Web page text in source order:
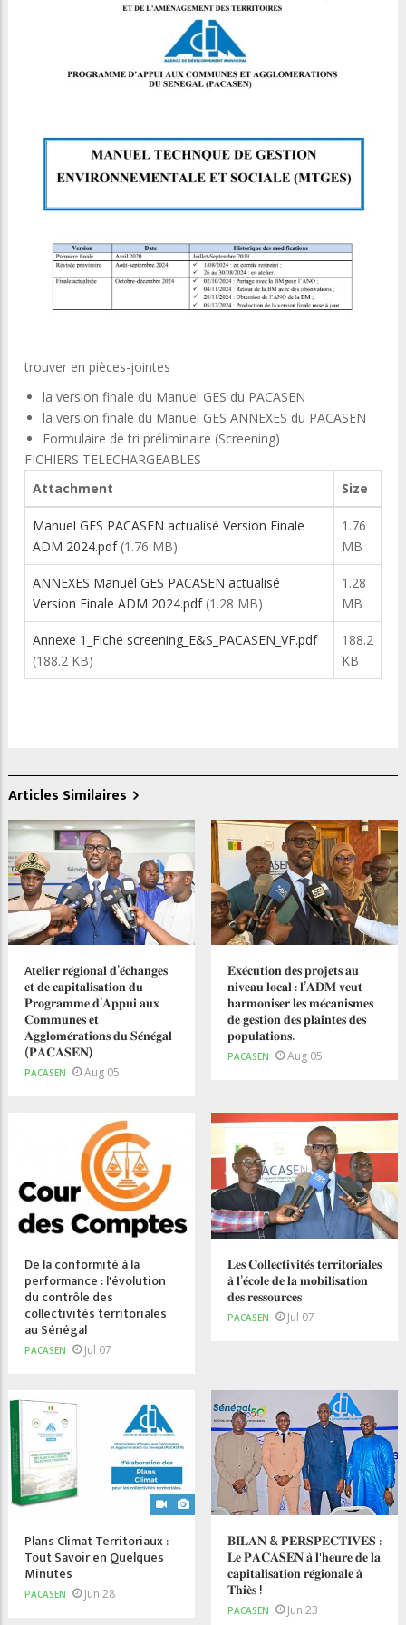
trouver en pièces-jointes
la version finale du Manuel GES du PACASEN
la version finale du Manuel GES ANNEXES du PACASEN
Formulaire de tri préliminaire (Screening)
FICHIERS TELECHARGEABLES
Attachment
Size
Manuel GES PACASEN actualisé Version Finale
ADM 2024.pdf (1.76 MB)
1.76
MB
ANNEXES Manuel GES PACASEN actualisé
Version Finale ADM 2024.pdf (1.28 MB)
1.28
MB
Annexe 1_Fiche screening_E&S_PACASEN_VF.pdf
(188.2 KB)
188.2
KB
Articles Similaires
A𝐭𝐞𝐥𝐢𝐞𝐫 𝐫𝐞́𝐠𝐢𝐨𝐧𝐚𝐥 𝐝’𝐞́𝐜𝐡𝐚𝐧𝐠𝐞𝐬
𝐞𝐭 𝐝𝐞 𝐜𝐚𝐩𝐢𝐭𝐚𝐥𝐢𝐬𝐚𝐭𝐢𝐨𝐧 𝐝𝐮
𝐏𝐫𝐨𝐠𝐫𝐚𝐦𝐦𝐞 𝐝’𝐀𝐩𝐩𝐮𝐢 𝐚𝐮𝐱
𝐂𝐨𝐦𝐦𝐮𝐧𝐞𝐬 𝐞𝐭
𝐀𝐠𝐠𝐥𝐨𝐦𝐞́𝐫𝐚𝐭𝐢𝐨𝐧𝐬 𝐝𝐮 𝐒𝐞́𝐧𝐞́𝐠𝐚𝐥
(𝐏𝐀𝐂𝐀𝐒𝐄𝐍)
PACASEN Aug 05
𝐄𝐱𝐞́𝐜𝐮𝐭𝐢𝐨𝐧 𝐝𝐞𝐬 𝐩𝐫𝐨𝐣𝐞𝐭𝐬 𝐚𝐮
𝐧𝐢𝐯𝐞𝐚𝐮 𝐥𝐨𝐜𝐚𝐥 : 𝐥’𝐀𝐃𝐌 𝐯𝐞𝐮𝐭
𝐡𝐚𝐫𝐦𝐨𝐧𝐢𝐬𝐞𝐫 𝐥𝐞𝐬 𝐦𝐞́𝐜𝐚𝐧𝐢𝐬𝐦𝐞𝐬
𝐝𝐞 𝐠𝐞𝐬𝐭𝐢𝐨𝐧 𝐝𝐞𝐬 𝐩𝐥𝐚𝐢𝐧𝐭𝐞𝐬 𝐝𝐞𝐬
𝐩𝐨𝐩𝐮𝐥𝐚𝐭𝐢𝐨𝐧𝐬.
PACASEN Aug 05
De la conformité à la
performance : l'évolution
du contrôle des
collectivités territoriales
au Sénégal
PACASEN Jul 07
𝐋𝐞𝐬 𝐂𝐨𝐥𝐥𝐞𝐜𝐭𝐢𝐯𝐢𝐭𝐞́𝐬 𝐭𝐞𝐫𝐫𝐢𝐭𝐨𝐫𝐢𝐚𝐥𝐞𝐬
𝐚̀ 𝐥’𝐞́𝐜𝐨𝐥𝐞 𝐝𝐞 𝐥𝐚 𝐦𝐨𝐛𝐢𝐥𝐢𝐬𝐚𝐭𝐢𝐨𝐧
𝐝𝐞𝐬 𝐫𝐞𝐬𝐬𝐨𝐮𝐫𝐜𝐞𝐬
PACASEN Jul 07
Plans Climat Territoriaux :
Tout Savoir en Quelques
Minutes
PACASEN Jun 28
𝐁𝐈𝐋𝐀𝐍 & 𝐏𝐄𝐑𝐒𝐏𝐄𝐂𝐓𝐈𝐕𝐄𝐒 :
𝐋𝐞 𝐏𝐀𝐂𝐀𝐒𝐄𝐍 𝐚̀ 𝐥'𝐡𝐞𝐮𝐫𝐞 𝐝𝐞 𝐥𝐚
𝐜𝐚𝐩𝐢𝐭𝐚𝐥𝐢𝐬𝐚𝐭𝐢𝐨𝐧 𝐫𝐞́𝐠𝐢𝐨𝐧𝐚𝐥𝐞 𝐚̀
𝐓𝐡𝐢𝐞̀𝐬 !
PACASEN Jun 23